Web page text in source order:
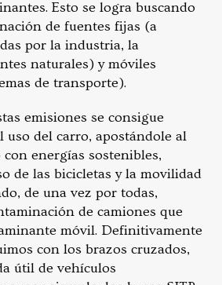
Esto se logra buscando
de fuentes fijas (a
por la industria, la
naturales) y móviles
de transporte).
emisiones se consigue
uso del carro, apostándole al
energías sostenibles,
de las bicicletas y la movilidad
de una vez por todas,
de camiones que
móvil. Definitivamente
con los brazos cruzados,
útil de vehículos